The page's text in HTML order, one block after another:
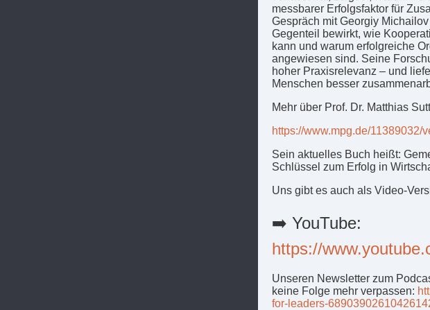
messbarer Erfolgsfaktor für
Gespräch mit Georgiy
Gegenteil bewirkt, wie
kann und warum erfolgreiche
angewiesen sind. Seine
hoher Praxisrelevanz – und
Menschen besser
Mehr über Prof. Dr. Matthias
https://www.mpg.de/11389032/
Sein aktuelles Buch heißt:
Schlüssel zum Erfolg in
Uns gibt es auch als Video-
➡️ YouTube:
https://
Unseren Newsletter zum
keine Folge mehr verpassen:
for-leaders-